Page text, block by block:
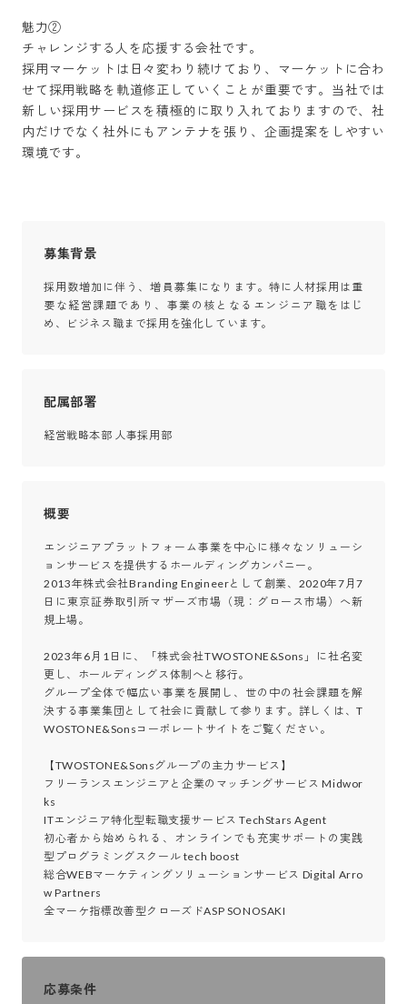
魅力②
チャレンジする人を応援する会社です。
採用マーケットは日々変わり続けており、マーケットに合わ
せて採用戦略を軌道修正していくことが重要です。当社では
新しい採用サービスを積極的に取り入れておりますので、社
内だけでなく社外にもアンテナを張り、企画提案をしやすい
環境です。
募集背景
採用数増加に伴う、増員募集になります。特に人材採用は重
要な経営課題であり、事業の核となるエンジニア職をはじ
め、ビジネス職まで採用を強化しています。
配属部署
経営戦略本部 人事採用部
概要
エンジニアプラットフォーム事業を中心に様々なソリューシ
ョンサービスを提供するホールディングカンパニー。
2013年株式会社Branding Engineerとして創業、2020年7月7
日に東京証券取引所マザーズ市場（現：グロース市場）へ新
規上場。
2023年6月1日に、「株式会社TWOSTONE&Sons」に社名変
更し、ホールディングス体制へと移行。
グループ全体で幅広い事業を展開し、世の中の社会課題を解
決する事業集団として社会に貢献して参ります。詳しくは、T
WOSTONE&Sonsコーポレートサイトをご覧ください。
【TWOSTONE&Sonsグループの主力サービス】
フリーランスエンジニアと企業のマッチングサービス Midwor
ks
ITエンジニア特化型転職支援サービス TechStars Agent
初心者から始められる、オンラインでも充実サポートの実践
型プログラミングスクール tech boost
総合WEBマーケティングソリューションサービス Digital Arro
w Partners
全マーケ指標改善型クローズドASP SONOSAKI
応募条件